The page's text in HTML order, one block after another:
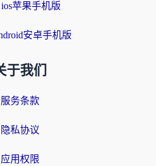
苹果手机版
安卓手机版
于我们
服务条款
隐私协议
应用权限